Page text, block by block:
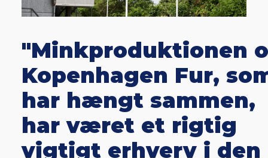
"Minkproduktionen
Kopenhagen Fur,
har hængt sammen,
har været et rigtig
vigtigt erhverv i den